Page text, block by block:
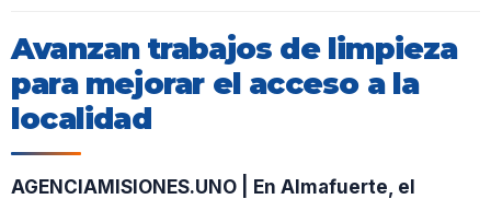
Avanzan trabajos de limpieza
para mejorar el acceso a la
localidad
AGENCIAMISIONES.UNO | En Almafuerte, el